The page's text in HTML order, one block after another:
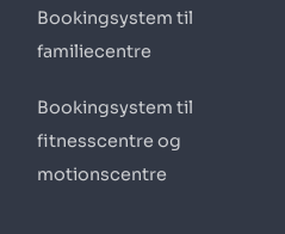
Bookingsystem til
familiecentre
Bookingsystem til
fitnesscentre og
motionscentre